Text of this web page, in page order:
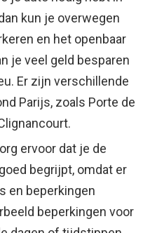
kun je overwegen
en het openbaar
je veel geld besparen
Er zijn verschillende
Parijs, zoals Porte de
ervoor dat je de
begrijpt, omdat er
en beperkingen
beperkingen voor